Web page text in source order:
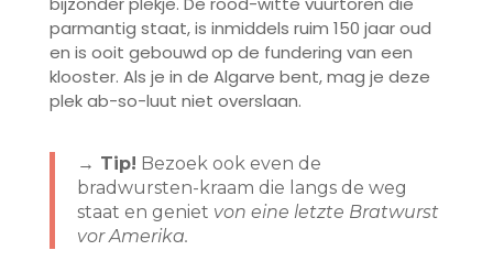
parmantig staat, is inmiddels ruim 150 jaar oud
en is ooit gebouwd op de fundering van een
klooster. Als je in de Algarve bent, mag je deze
plek ab-so-luut niet overslaan.
→ Tip! Bezoek ook even de
bradwursten-kraam die langs de weg
staat en geniet von eine letzte Bratwurst
vor Amerika.